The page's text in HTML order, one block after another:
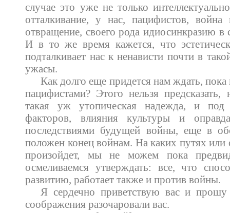
случае это уже не только
отталкивание, у нас, пацифистов, война
отвращение, своего рода идиосинкразию
И в то же время кажется, что
подталкивает нас к ненависти почти в
ужасы.
Как долго еще придется нам ждать, пока
пацифистами? Этого нельзя
такая уж утопическая надежда, и под
факторов, влияния культуры и
последствиями будущей войны, еще в
положен конец войнам. На каких путях или
произойдет, мы не можем пока
осмеливаемся утверждать: все, что
развитию, работает также и против войны.
Я сердечно приветствую вас и
соображения разочаровали вас.